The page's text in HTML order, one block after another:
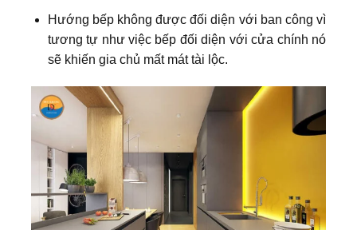
Hướng bếp không được đối diện với ban công vì
tương tự như việc bếp đối diện với cửa chính nó
sẽ khiến gia chủ mất mát tài lộc.